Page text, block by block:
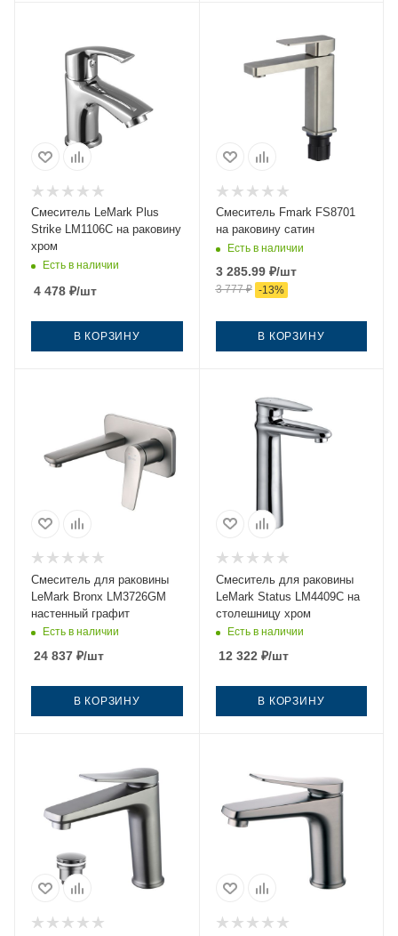
Смеситель LeMark Plus
Strike LM1106C на раковину
хром
Есть в наличии
4 478 ₽/шт
В КОРЗИНУ
Смеситель Fmark FS8701
на раковину сатин
Есть в наличии
3 285.99₽/шт
3 777₽ -13%
В КОРЗИНУ
Смеситель для раковины
LeMark Bronx LM3726GM
настенный графит
Есть в наличии
24 837 ₽/шт
В КОРЗИНУ
Смеситель для раковины
LeMark Status LM4409C на
столешницу хром
Есть в наличии
12 322 ₽/шт
В КОРЗИНУ